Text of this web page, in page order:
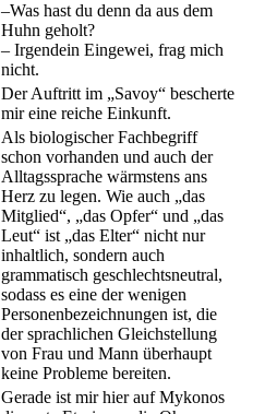
–Was hast du denn da aus dem
Huhn geholt?
– Irgendein Eingewei, frag mich
nicht.
Der Auftritt im „Savoy“ bescherte
mir eine reiche Einkunft.
Als biologischer Fachbegriff
schon vorhanden und auch der
Alltagssprache wärmstens ans
Herz zu legen. Wie auch „das
Mitglied“, „das Opfer“ und „das
Leut“ ist „das Elter“ nicht nur
inhaltlich, sondern auch
grammatisch geschlechtsneutral,
sodass es eine der wenigen
Personenbezeichnungen ist, die
der sprachlichen Gleichstellung
von Frau und Mann überhaupt
keine Probleme bereiten.
Gerade ist mir hier auf Mykonos